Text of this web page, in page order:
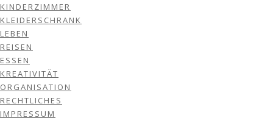
KINDERZIMMER
KLEIDERSCHRANK
LEBEN
REISEN
ESSEN
KREATIVITÄT
ORGANISATION
RECHTLICHES
IMPRESSUM